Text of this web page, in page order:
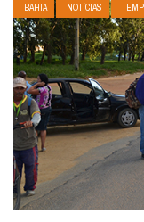
BAHIA NOTÍCIAS